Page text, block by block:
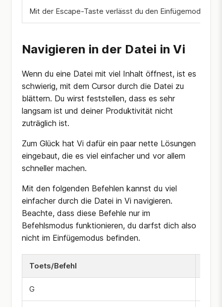
Mit der Escape-Taste verlässt du den Einfügemodus
Navigieren in der Datei in Vi
Wenn du eine Datei mit viel Inhalt öffnest, ist es
schwierig, mit dem Cursor durch die Datei zu
blättern. Du wirst feststellen, dass es sehr
langsam ist und deiner Produktivität nicht
zuträglich ist.
Zum Glück hat Vi dafür ein paar nette Lösungen
eingebaut, die es viel einfacher und vor allem
schneller machen.
Mit den folgenden Befehlen kannst du viel
einfacher durch die Datei in Vi navigieren.
Beachte, dass diese Befehle nur im
Befehlsmodus funktionieren, du darfst dich also
nicht im Einfügemodus befinden.
Toets/Befehl
G